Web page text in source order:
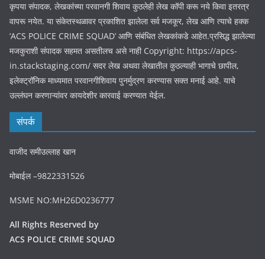
कृपया संपादक, लेखकांच्या परवानगी शिवाय कुठलेही लेख कॉपी करू नये किवा इतरत्र
वापरू नयेत. या संकेतस्थळावर प्रकाशित झालेला सर्व मजकूर, लेख आणि त्याचे हक्क
‘ACS POLICE CRIME SQUAD’ आणि संबंधित लेखकांकडे आहेत.प्रसिद्ध झालेल्या
मजकुराशी संपादक सहमत असतीलच असे नाही Copyright: https://apcs-
in.stackstaging.com/ सदर लेख अथवा लेखातील कुठल्याही भागाचे छापील,
इलेक्ट्रॉनिक माध्यमात परवानगीशिवाय पुनर्मुद्रण करण्यास सक्त मनाई आहे. याचे
उल्लंघन करणाऱ्यांवर कायदेशीर कारवाई करण्यात येईल.
संपर्क
वाजीद समीउल्लाह खान
मोबाईल –9822331526
MSME NO:MH26D0236777
All Rights Reserved by
ACS POLICE CRIME SQUAD